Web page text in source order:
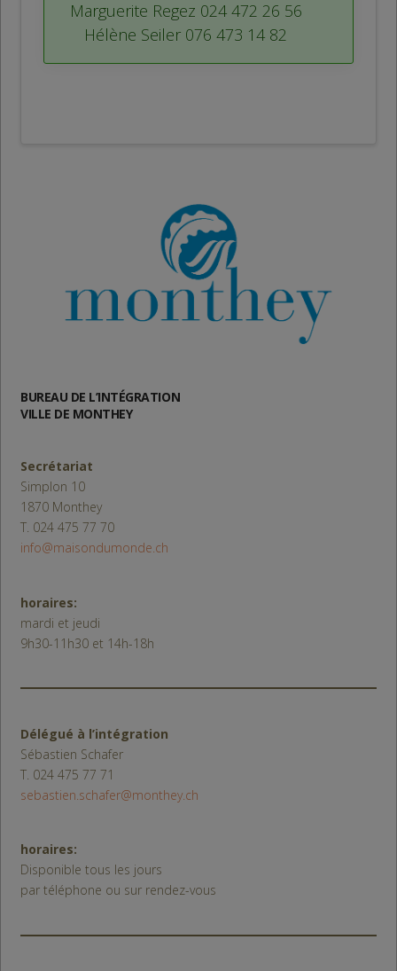
Marguerite Regez 024 472 26 56
Hélène Seiler 076 473 14 82
BUREAU DE L’INTÉGRATION
VILLE DE MONTHEY
Secrétariat
Simplon 10
1870 Monthey
T. 024 475 77 70
info@maisondumonde.ch
horaires:
mardi et jeudi
9h30-11h30 et 14h-18h
Délégué à l’intégration
Sébastien Schafer
T. 024 475 77 71
sebastien.schafer@monthey.ch
horaires:
Disponible tous les jours
par téléphone ou sur rendez-vous